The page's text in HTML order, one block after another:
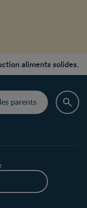
aliments solides.